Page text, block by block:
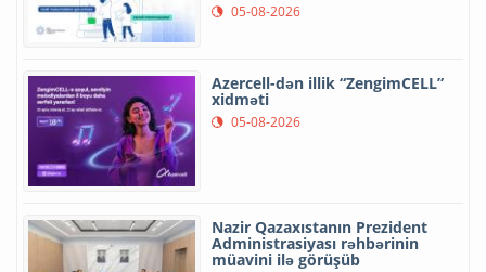
05-08-2026
Azercell-dən illik “ZengimCELL”
xidməti
05-08-2026
Nazir Qazaxıstanın Prezident
Administrasiyası rəhbərinin
müavini ilə görüşüb